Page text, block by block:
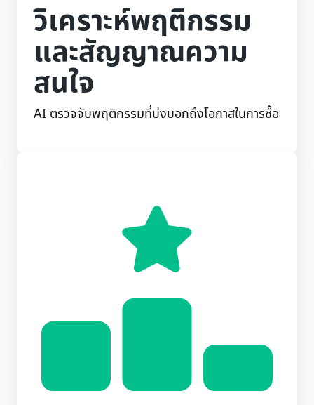
วิเคราะห์พฤติกรรม
และสัญญาณความ
สนใจ
AI ตรวจจับพฤติกรรมที่บ่งบอกถึงโอกาสในการซื้อ